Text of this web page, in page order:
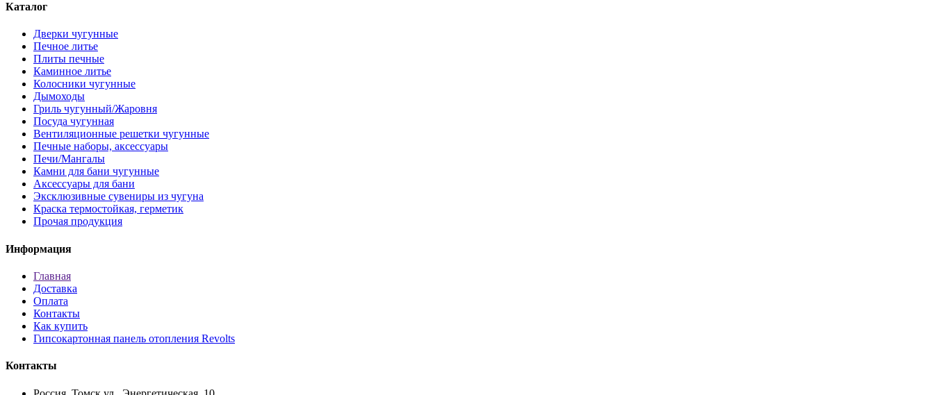
Каталог
Дверки чугунные
Печное литье
Плиты печные
Каминное литье
Колосники чугунные
Дымоходы
Гриль чугунный/Жаровня
Посуда чугунная
Вентиляционные решетки чугунные
Печные наборы, аксессуары
Печи/Мангалы
Камни для бани чугунные
Аксессуары для бани
Эксклюзивные сувениры из чугуна
Краска термостойкая, герметик
Прочая продукция
Информация
Главная
Доставка
Оплата
Контакты
Как купить
Гипсокартонная панель отопления Revolts
Контакты